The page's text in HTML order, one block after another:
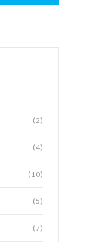
(2)
(4)
(10)
(5)
(7)